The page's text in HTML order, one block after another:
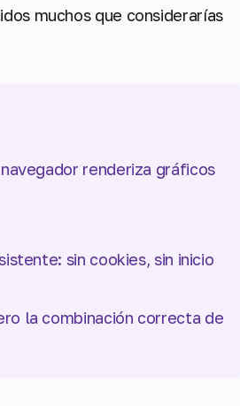
muchos que considerarías
renderiza gráficos
sin cookies, sin inicio
la combinación correcta de